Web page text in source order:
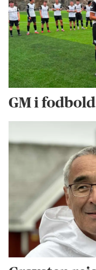
GM i